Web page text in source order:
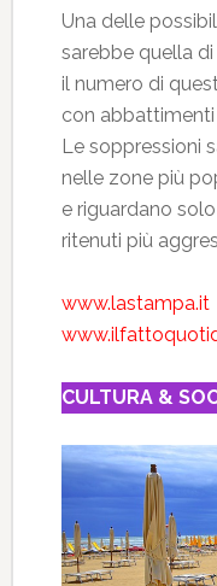
Una delle
sarebbe quella
il numero di
con
Le soppressioni
nelle zone più
e riguardano
ritenuti più
www.lastampa.it
CULTURA &